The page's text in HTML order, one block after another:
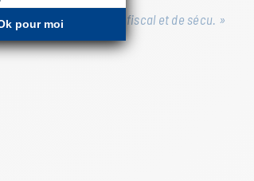
obtenir son numéro fiscal et de sécu. »